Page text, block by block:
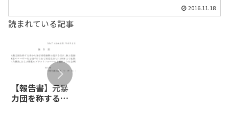
2016.11.18
読まれている記事
【報告書】元暴
力団を称する者